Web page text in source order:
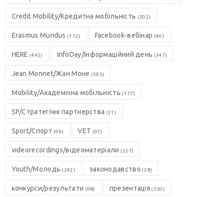
Credit Mobility/Кредитна мобільність (202)
Erasmus Mundus (112) Facebook-вебінар (40)
HERE (445) InfoDay/Інформаційний день (347)
Jean Monnet/Жан Моне (593)
Mobility/Академічна мобільність (177)
SP/Стратегічні партнерства (21)
Sport/Спорт (99) VET (97)
videorecordings/відеоматеріали (227)
Youth/Молодь (242) законодавство (28)
конкурси/результати (98) презентація (230)